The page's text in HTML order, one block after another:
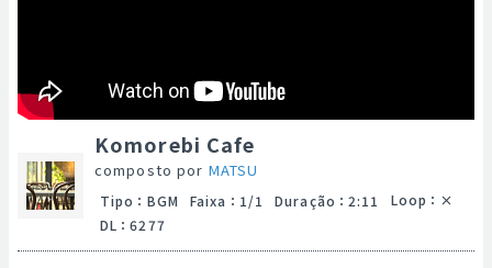
Komorebi Cafe
composto por MATSU
Tipo ： BGM Faixa ： 1/1 Duração ： 2:11 Loop ：
DL ： 6277